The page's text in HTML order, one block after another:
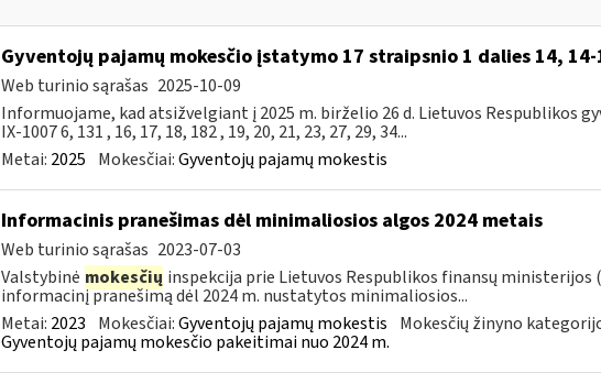
Gyventojų pajamų mokesčio įstatymo 17 straipsnio 1 dalies 14,
Web turinio sąrašas 2025-10-09
Informuojame, kad atsižvelgiant į 2025 m. birželio 26 d. Lietuvos Respublikos
IX-1007 6, 131 , 16, 17, 18, 182 , 19, 20, 21, 23, 27, 29, 34...
Metai: 2025 Mokesčiai:Gyventojų pajamų mokestis
Informacinis pranešimas dėl minimaliosios algos 2024 metais
Web turinio sąrašas 2023-07-03
Valstybinė mokesčių inspekcija prie Lietuvos Respublikos finansų ministerijos
informacinį pranešimą dėl 2024 m. nustatytos minimaliosios...
Metai: 2023 Mokesčiai:Gyventojų pajamų mokestis Mokesčių žinyno
Gyventojų pajamų mokesčio pakeitimai nuo 2024 m.